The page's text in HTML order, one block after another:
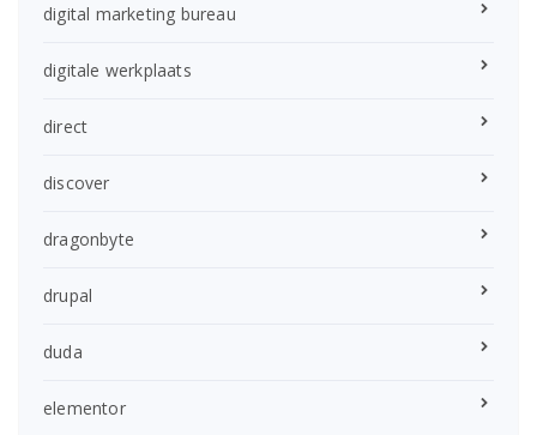
digital marketing bureau
digitale werkplaats
direct
discover
dragonbyte
drupal
duda
elementor